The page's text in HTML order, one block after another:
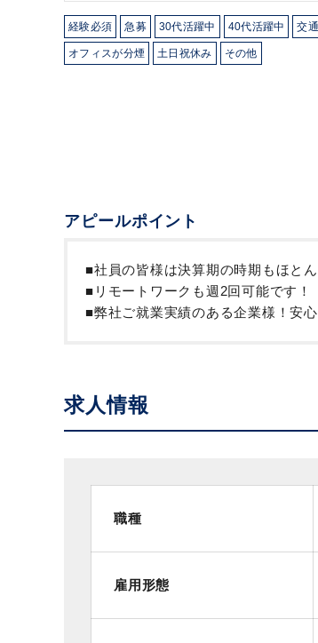
経験必須 急募 30代活躍中 40代活躍中 交
オフィスが分煙 土日祝休み その他
アピールポイント
■社員の皆様は決算期の時期もほと
■リモートワークも週2回可能です！
■弊社ご就業実績のある企業様！安
求人情報
職種
雇用形態